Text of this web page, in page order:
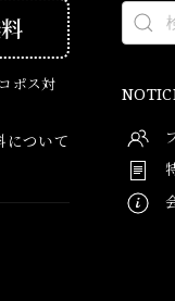
ポス対
ついて